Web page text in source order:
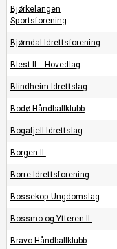
Bjørkelangen
Sportsforening
Bjørndal Idrettsforening
Blest IL - Hovedlag
Blindheim Idrettslag
Bodø Håndballklubb
Bogafjell Idrettslag
Borgen IL
Borre Idrettsforening
Bossekop Ungdomslag
Bossmo og Ytteren IL
Bravo Håndballklubb